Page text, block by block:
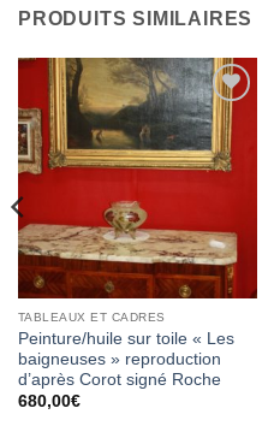
PRODUITS SIMILAIRES
Ajouter
à la
wishlist
TABLEAUX ET CADRES
Peinture/huile sur toile « Les
baigneuses » reproduction
d’après Corot signé Roche
680,00€